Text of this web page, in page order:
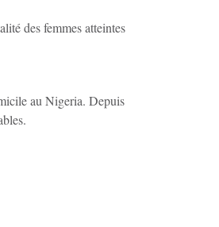
des femmes atteintes
au Nigeria. Depuis